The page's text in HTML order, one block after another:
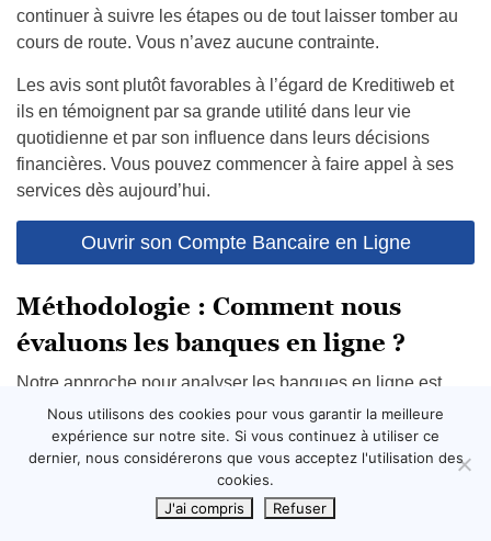
continuer à suivre les étapes ou de tout laisser tomber au
cours de route. Vous n’avez aucune contrainte.
Les avis sont plutôt favorables à l’égard de Kreditiweb et
ils en témoignent par sa grande utilité dans leur vie
quotidienne et par son influence dans leurs décisions
financières. Vous pouvez commencer à faire appel à ses
services dès aujourd’hui.
Ouvrir son Compte Bancaire en Ligne
Méthodologie : Comment nous
évaluons les banques en ligne ?
Notre approche pour analyser les banques en ligne est
centrée sur lafourniture d’évaluations détaillées et
pertinentespour nos lecteurs. Nous plongeons
profondément dans chaque aspect des services bancaires
numériques, en commençant par l’
qui inclut la facilité d’inscription, l’interface de l’application
Nous utilisons des cookies pour vous garantir la meilleure
expérience sur notre site. Si vous continuez à utiliser ce
dernier, nous considérerons que vous acceptez l'utilisation des
cookies.
J'ai compris
Refuser